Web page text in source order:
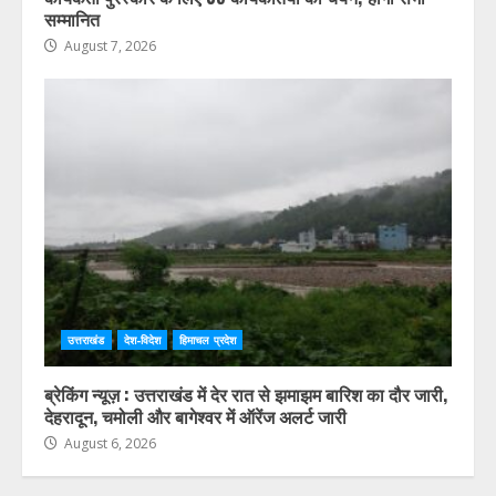
सम्मानित
August 7, 2026
उत्तराखंड देश-विदेश हिमाचल प्रदेश
ब्रेकिंग न्यूज़ : उत्तराखंड में देर रात से झमाझम बारिश का दौर जारी,
देहरादून, चमोली और बागेश्वर में ऑरेंज अलर्ट जारी
August 6, 2026